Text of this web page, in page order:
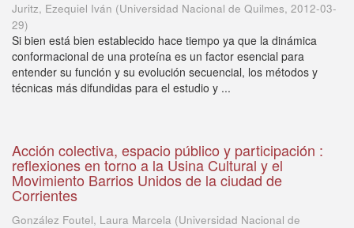
Juritz, Ezequiel Iván (Universidad Nacional de Quilmes, 2012-03-
29)
Si bien está bien establecido hace tiempo ya que la dinámica
conformacional de una proteína es un factor esencial para
entender su función y su evolución secuencial, los métodos y
técnicas más difundidas para el estudio y ...
Acción colectiva, espacio público y participación :
reflexiones en torno a la Usina Cultural y el
Movimiento Barrios Unidos de la ciudad de
Corrientes
González Foutel, Laura Marcela (Universidad Nacional de